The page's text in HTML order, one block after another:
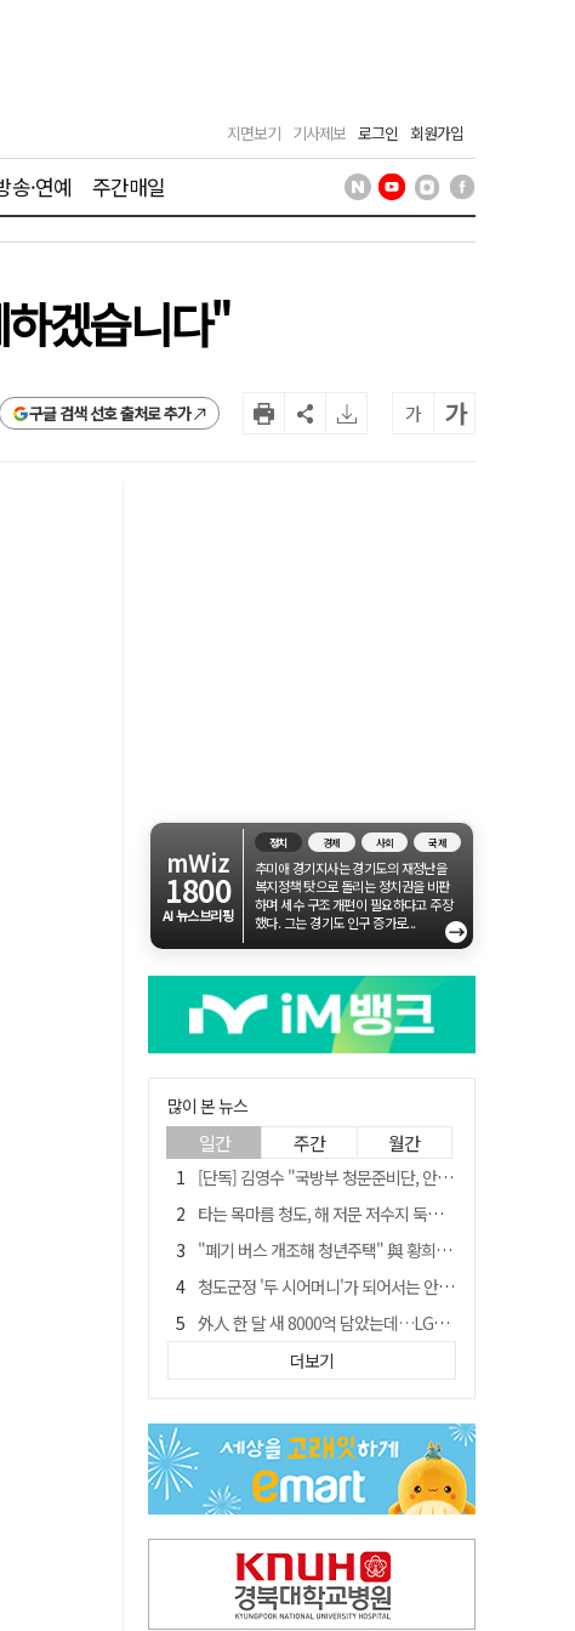
지면보기 기사제보 로그인 회원가입
송·연예 주간매일
겠습니다"
구글 검색 선호 출처로 추가 가 가
mWiz
1800
AI 뉴스브리핑
정치 경제 사회 국제
추미애 경기지사는 경기도의 재정난을
복지정책 탓으로 돌리는 정치권을 비판
하며 세수 구조 개편이 필요하다고 주장
했다. 그는 경기도 인구 증가로...
→
많이 본 뉴스
일간 주간 월간
[단독] 김영수 "국방부 청문준비단, 안규백 탈영 알고있었다"
타는 목마름 청도, 해 저문 저수지 둑에 군수가 서 있었다
"폐기 버스 개조해 청년주택" 與 황희…'딸 학비는 年 4200만원'
청도군정 '두 시어머니'가 되어서는 안된다
外人 한 달 새 8000억 담았는데…LG이노텍 목표주가는 왜 엇갈릴까
임시휴업 들어갔던 홈플러스 영주점, 7일 영업 재개…지하 1층만 운영
SK하이닉스, 주당 375원 분기 배당 공시…"3분기 중 주주환원 방안 확정"
이의준 전 경북도 새마을봉사과장, 제28대 울릉군 부군수 취임
"상법개정해도 주주가 '봉'"…하이닉스 솔리다임 상장설에 술렁[개미와글와글]
더보기